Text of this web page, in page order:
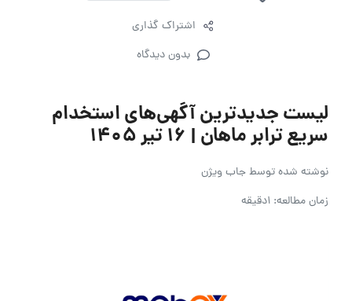
اشتراک گذاری
بدون دیدگاه
لیست جدیدترین آگهی‌های استخدام
سریع ترابر ماهان | ۱۶ تیر ۱۴۰۵
نوشته شده توسطجاب ویژن
زمان مطالعه: 1دقیقه